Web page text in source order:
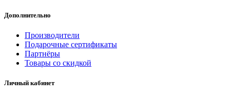
Дополнительно
Производители
Подарочные сертификаты
Партнёры
Товары со скидкой
Личный кабинет